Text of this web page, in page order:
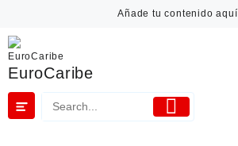
Añade tu contenido aquí
EuroCaribe